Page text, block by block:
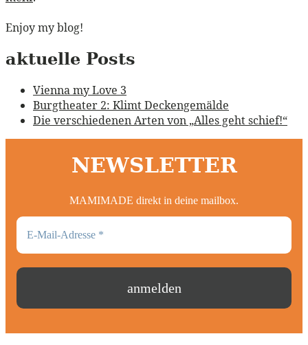
Enjoy my blog!
aktuelle Posts
Vienna my Love 3
Burgtheater 2: Klimt Deckengemälde
Die verschiedenen Arten von „Alles geht schief!“
NEWSLETTER
MAMIMADE direkt in deine mailbox.